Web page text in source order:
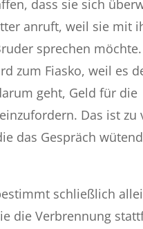
dass sie sich
anruft, weil sie mit
sprechen möchte.
zum Fiasko, weil es
geht, Geld für die
Das ist zu
das Gespräch wütend
schließlich
die Verbrennung